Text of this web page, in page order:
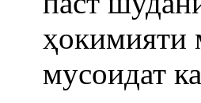
ҳокимияти
мусоидат